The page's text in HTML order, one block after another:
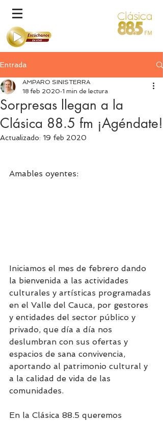
Entrada
Sorpresas llegan a la
Clásica 88.5 fm ¡Agéndate!
AMPARO SINISTERRA
18 feb 2020 1 min de lectura
Actualizado: 19 feb 2020
Amables oyentes:
Iniciamos el mes de febrero dando
la bienvenida a las actividades
culturales y artísticas programadas
en el Valle del Cauca, por gestores
y entidades del sector público y
privado, que día a día nos
deslumbran con sus ofertas y
espacios de sana convivencia,
aportando al patrimonio cultural y
a la calidad de vida de las
comunidades.
En la Clásica 88.5 queremos